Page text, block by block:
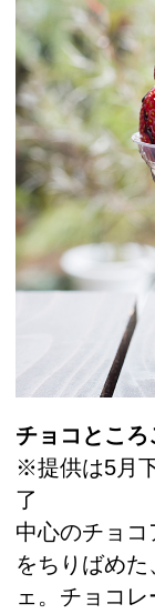
チョコとこ
※提供は5月
了
中心のチョ
をちりばめ
ェ。チョコ